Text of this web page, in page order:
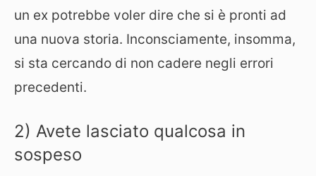
un ex potrebbe voler dire che si è pronti ad
una nuova storia. Inconsciamente, insomma,
si sta cercando di non cadere negli errori
precedenti.
2) Avete lasciato qualcosa in
sospeso